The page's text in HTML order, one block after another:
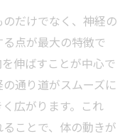
だけでなく、神経の
点が最大の特徴で
伸ばすことが中心で
通り道がスムーズに
広がります。これ
ことで、体の動きが